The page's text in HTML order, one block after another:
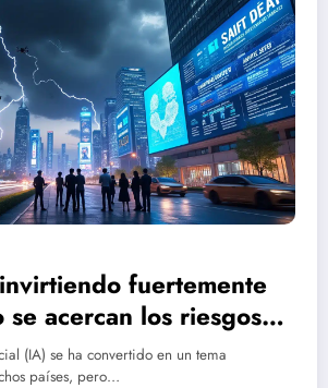
fuertemente
acercan los riesgos
(IA) se ha convertido en un tema
países, pero…